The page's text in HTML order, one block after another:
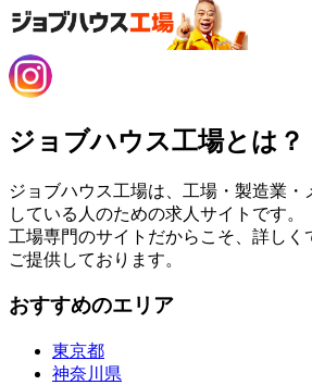
ジョブハウス工場とは？
ジョブハウス工場は、工場・製造業・
している人のための求人サイトです。
工場専門のサイトだからこそ、詳しく
ご提供しております。
おすすめのエリア
東京都
神奈川県